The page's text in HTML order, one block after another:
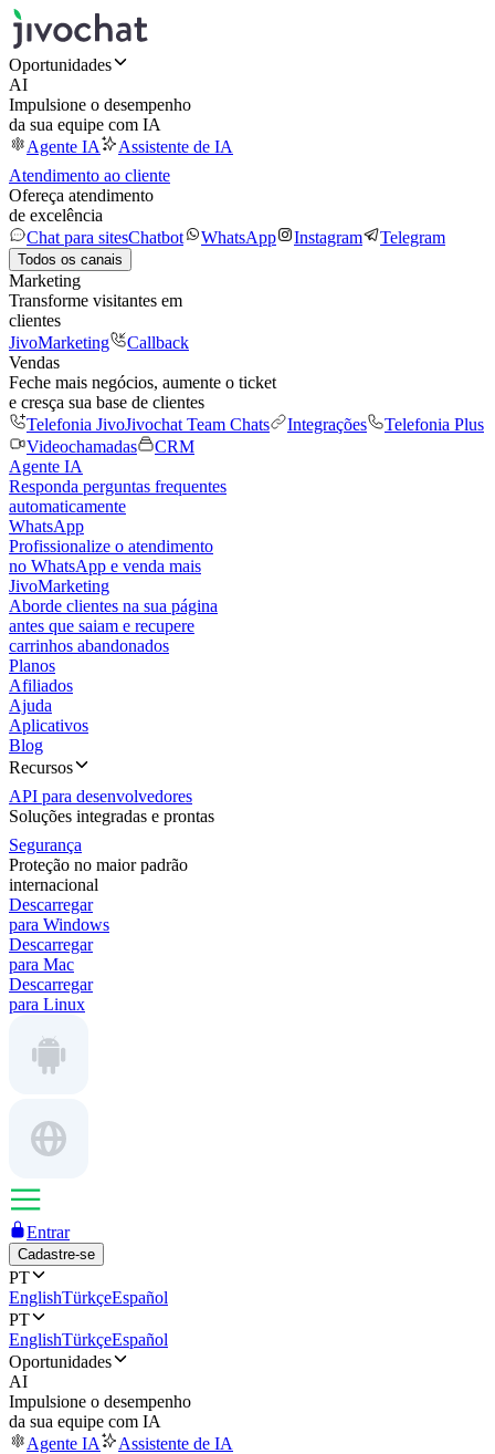
Oportunidades
AI
Impulsione o desempenho
da sua equipe com IA
Agente IA
Assistente de IA
Atendimento ao cliente
Ofereça atendimento
de excelência
Chat para sitesChatbot WhatsApp Instagram Telegram
Todos os canais
Marketing
Transforme visitantes em
clientes
JivoMarketing
Callback
Vendas
Feche mais negócios, aumente o ticket
e cresça sua base de clientes
Telefonia JivoJivochat Team Chats Integrações
Telefonia Plus
Videochamadas
CRM
Agente IA
Responda perguntas frequentes
automaticamente
WhatsApp
Profissionalize o atendimento
no WhatsApp e venda mais
JivoMarketing
Aborde clientes na sua página
antes que saiam e recupere
carrinhos abandonados
Planos
Afiliados
Ajuda
Aplicativos
Blog
Recursos
API para desenvolvedores
Soluções integradas e prontas
Segurança
Proteção no maior padrão
internacional
Descarregar
para Windows
Descarregar
para Mac
Descarregar
para Linux
Entrar
Cadastre-se
PT
EnglishTürkçeEspañol
PT
EnglishTürkçeEspañol
Oportunidades
AI
Impulsione o desempenho
da sua equipe com IA
Agente IA
Assistente de IA